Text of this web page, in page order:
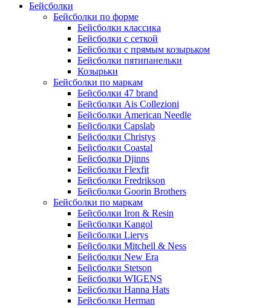
Бейсболки
Бейсболки по форме
Бейсболки классика
Бейсболки с сеткой
Бейсболки с прямым козырьком
Бейсболки пятипанельки
Козырьки
Бейсболки по маркам
Бейсболки 47 brand
Бейсболки Ais Collezioni
Бейсболки American Needle
Бейсболки Capslab
Бейсболки Christys
Бейсболки Coastal
Бейсболки Djinns
Бейсболки Flexfit
Бейсболки Fredrikson
Бейсболки Goorin Brothers
Бейсболки по маркам
Бейсболки Iron & Resin
Бейсболки Kangol
Бейсболки Lierys
Бейсболки Mitchell & Ness
Бейсболки New Era
Бейсболки Stetson
Бейсболки WIGENS
Бейсболки Hanna Hats
Бейсболки Herman